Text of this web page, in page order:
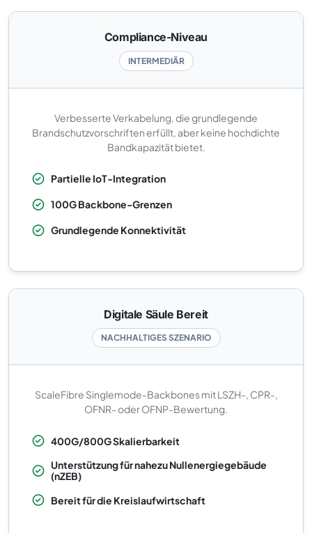
Compliance-Niveau
INTERMEDIÄR
Verbesserte Verkabelung, die grundlegende
Brandschutzvorschriften erfüllt, aber keine hochdichte
Bandkapazität bietet.
Partielle IoT-Integration
100G Backbone-Grenzen
Grundlegende Konnektivität
Digitale Säule Bereit
NACHHALTIGES SZENARIO
ScaleFibre Singlemode-Backbones mit LSZH-, CPR-,
OFNR- oder OFNP-Bewertung.
400G/800G Skalierbarkeit
Unterstützung für nahezu Nullenergiegebäude
(nZEB)
Bereit für die Kreislaufwirtschaft